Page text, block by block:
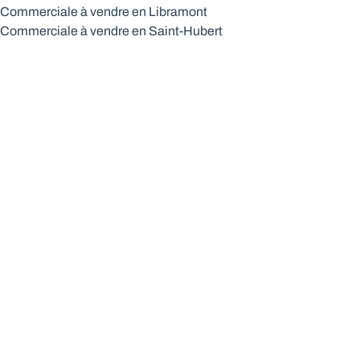
Chercher
Commerciale à vendre en Libramont
Commerciale à vendre en Saint-Hubert